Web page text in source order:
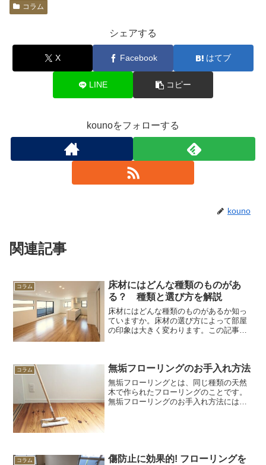
コラム
シェアする
X Facebook はてブ
LINE コピー
kounoをフォローする
kouno
関連記事
コラム
床材にはどんな種類のものがあ
る？ 種類と選び方を解説
床材にはどんな種類のものがあるか知っ
ていますか。床材の選び方によって部屋
の印象は大きく変わります。この記事で
は様々な種類のものがあり...
コラム 無垢フローリングのお手入れ方法
無垢フローリングとは、同じ種類の天然
木で作られたフローリングのことです。
無垢フローリングのお手入れ方法にはコ
コラム
傷防止に効果的! フローリングを